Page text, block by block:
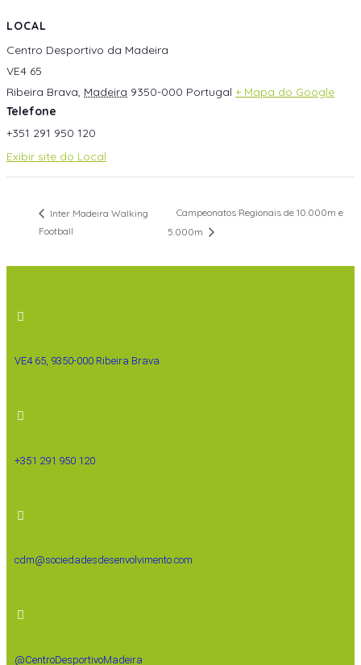
LOCAL
Centro Desportivo da Madeira
VE4 65
Ribeira Brava, Madeira 9350-000 Portugal + Mapa do Google
Telefone
+351 291 950 120
Exibir site do Local
Inter Madeira Walking
Football
Campeonatos Regionais de 10.000m e
5.000m
VE4 65, 9350-000 Ribeira Brava
+351 291 950 120
cdm@sociedadesdesenvolvimento.com
@CentroDesportivoMadeira